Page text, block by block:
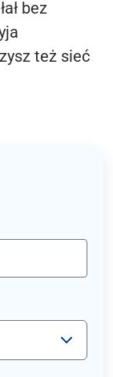
bez
też sieć